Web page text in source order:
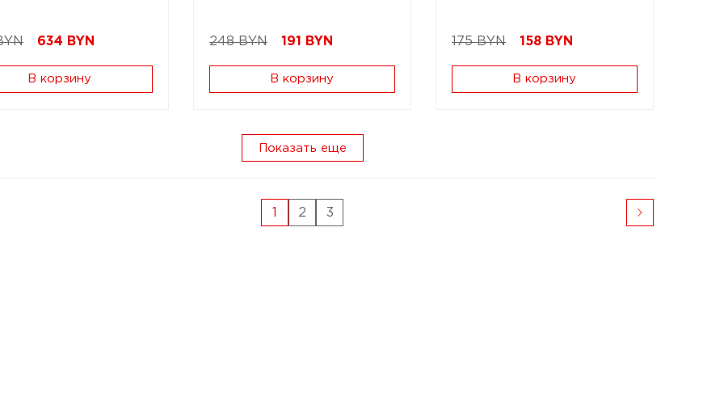
634 BYN
В корзину
248 BYN 191 BYN
В корзину
175 BYN 158 BYN
В корзину
Показать еще
1 2 3